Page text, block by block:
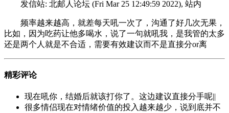
发信站: 北邮人论坛 (Fri Mar 25 12:49:59 2022), 站内
频率越来越高，就差每天吼一次了，沟通了好几次无果，
比如，因为吃药让他多喝水，说了一句就吼我，是我管的太多
还是两个人就是不合适，需要有效建议而不是直接分or离
精彩评论
现在吼你，结婚后就该打你了。这边建议直接分手呢||
很多情侣现在对情绪价值的投入越来越少，说到底并不